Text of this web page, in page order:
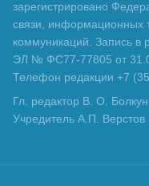
зарегистрировано
связи, информационных
коммуникаций. Запись в
ЭЛ № ФС77-77805 от
Телефон редакции +7
Гл. редактор В. О. Болкун
Учредитель А.П. Верстов